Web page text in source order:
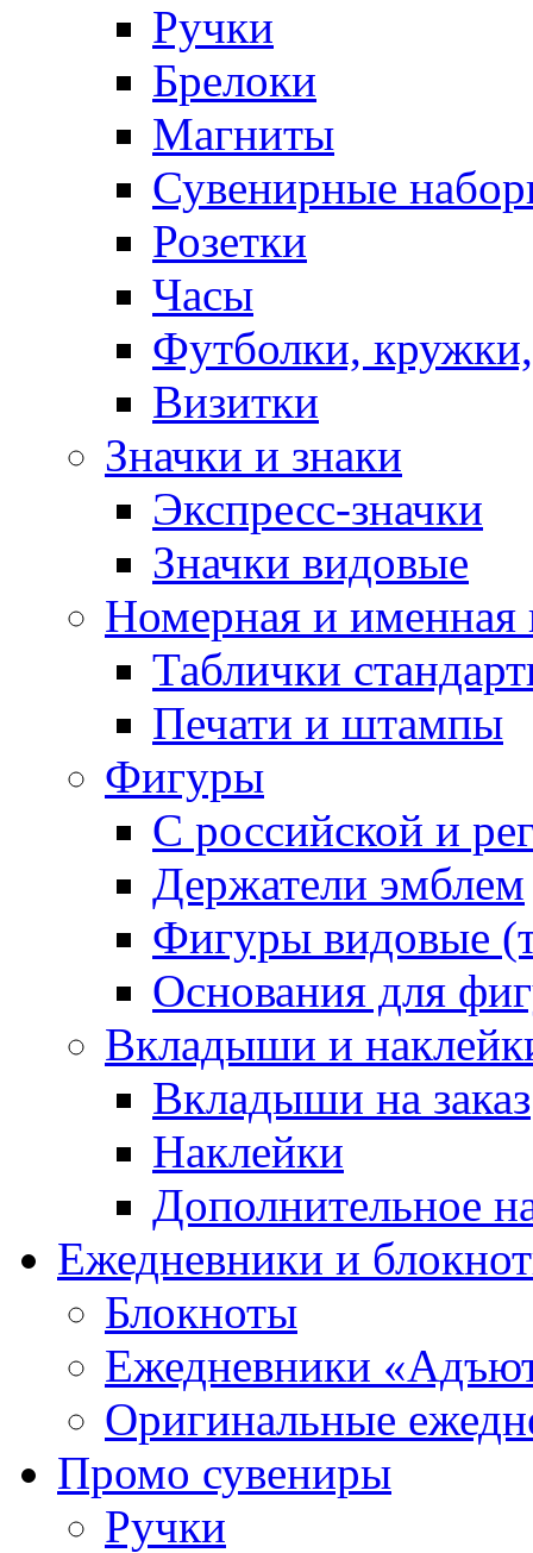
Ручки
Брелоки
Магниты
Сувенирные
Розетки
Часы
Футболки,
Визитки
Значки и знаки
Экспресс-значки
Значки видовые
Номерная и именная
Таблички
Печати и штампы
Фигуры
С российской и
Держатели эмблем
Фигуры видовые
Основания для
Вкладыши и
Вкладыши на заказ
Наклейки
Дополнительное
Ежедневники и
Блокноты
Ежедневники
Оригинальные
Промо сувениры
Ручки